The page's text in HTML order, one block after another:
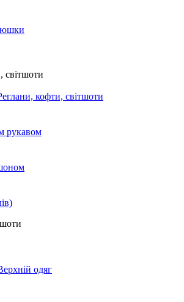
світшоти
кофти, світшоти
рукавом
одяг